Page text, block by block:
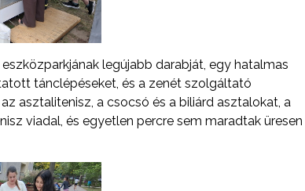
legújabb darabját, egy hatalmas
tánclépéseket, és a zenét szolgáltató
asztalitenisz, a csocsó és a biliárd asztalokat, a
viadal, és egyetlen percre sem maradtak üresen